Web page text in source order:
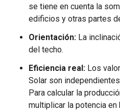
se tiene en cuenta la
edificios y otras partes
Orientación: La
del techo.
Eficiencia real: Los
Solar son
Para calcular la
multiplicar la potencia